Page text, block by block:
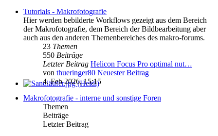
Tutorials - Makrofotografie
Hier werden bebilderte Workflows gezeigt aus dem Bereich
der Makrofotografie, dem Bereich der Bildbearbeitung aber
auch aus den anderen Themenbereiches des makro-forums.
23 Themen
550 Beiträge
Letzter Beitrag Helicon Focus Pro optimal nut…
von thueringer80 Neuester Beitrag
4. Feb 2026, 15:15
Makrofotografie - interne und sonstige Foren
Themen
Beiträge
Letzter Beitrag